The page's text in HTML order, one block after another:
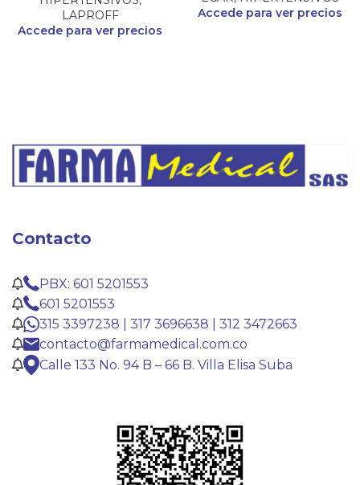
LAPROFF
Accede para ver precios
Accede para ver precios
Contacto
PBX: 601 5201553
601 5201553
315 3397238 | 317 3696638 | 312 3472663
contacto@farmamedical.com.co
Calle 133 No. 94 B – 66 B. Villa Elisa Suba